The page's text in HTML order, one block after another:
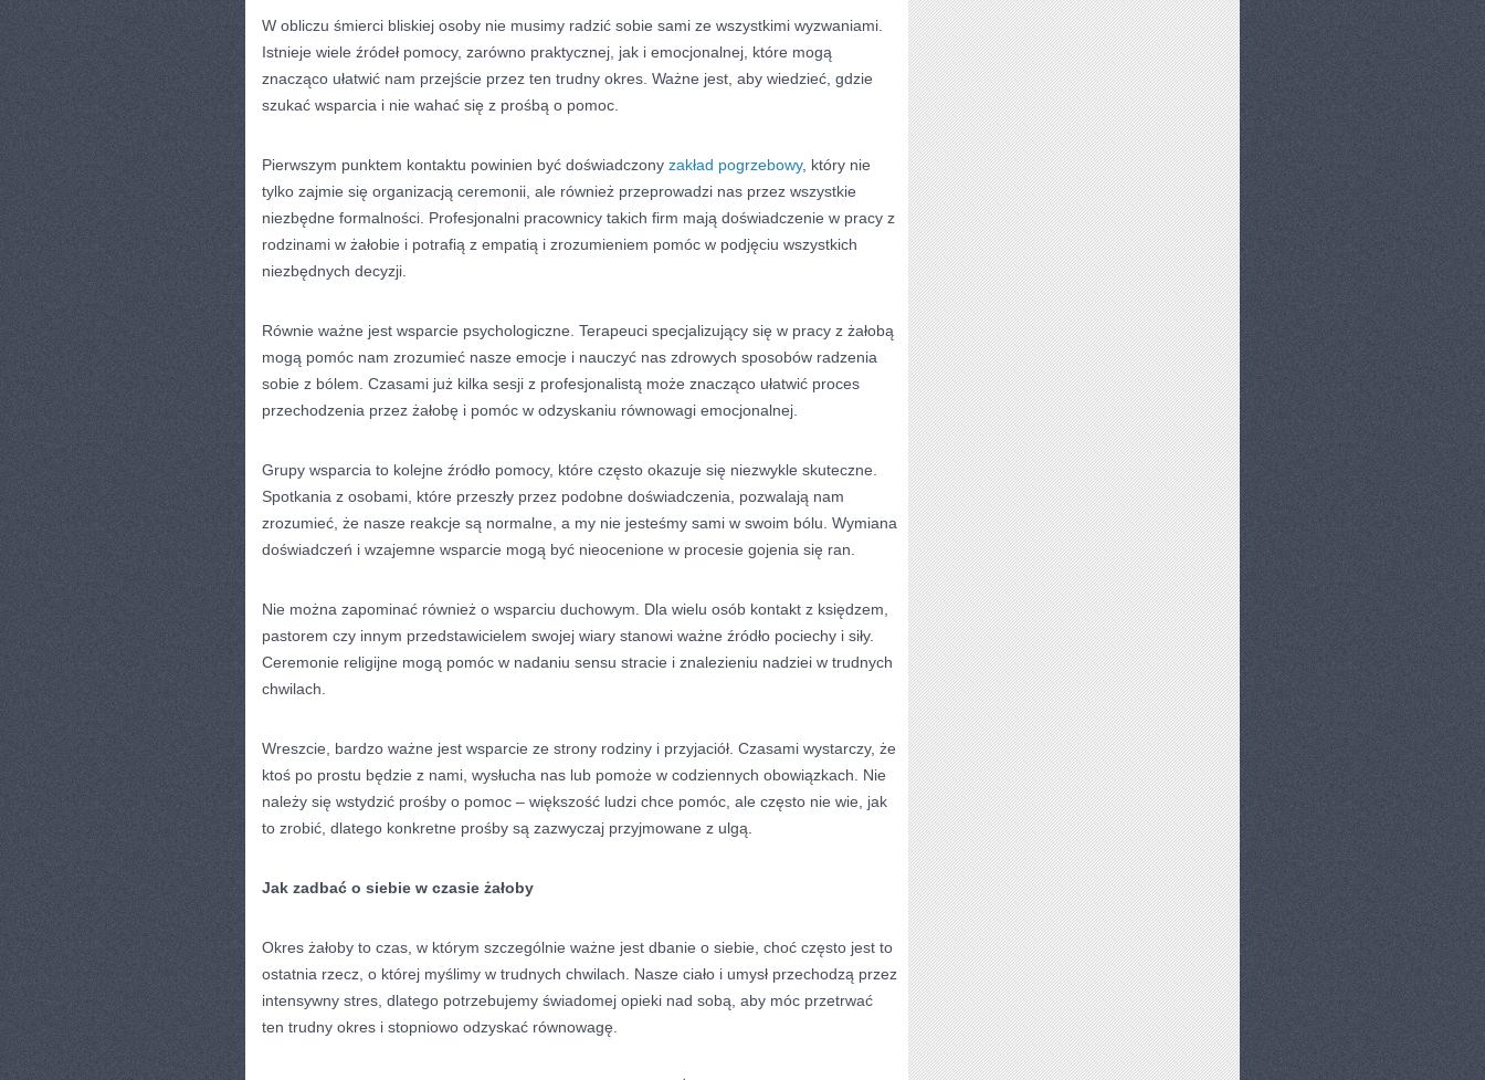
W obliczu śmierci bliskiej osoby nie musimy radzić sobie sami ze wszystkimi wyzwaniami.
Istnieje wiele źródeł pomocy, zarówno praktycznej, jak i emocjonalnej, które mogą
znacząco ułatwić nam przejście przez ten trudny okres. Ważne jest, aby wiedzieć, gdzie
szukać wsparcia i nie wahać się z prośbą o pomoc.
Pierwszym punktem kontaktu powinien być doświadczony zakład pogrzebowy, który nie
tylko zajmie się organizacją ceremonii, ale również przeprowadzi nas przez wszystkie
niezbędne formalności. Profesjonalni pracownicy takich firm mają doświadczenie w pracy z
rodzinami w żałobie i potrafią z empatią i zrozumieniem pomóc w podjęciu wszystkich
niezbędnych decyzji.
Równie ważne jest wsparcie psychologiczne. Terapeuci specjalizujący się w pracy z żałobą
mogą pomóc nam zrozumieć nasze emocje i nauczyć nas zdrowych sposobów radzenia
sobie z bólem. Czasami już kilka sesji z profesjonalistą może znacząco ułatwić proces
przechodzenia przez żałobę i pomóc w odzyskaniu równowagi emocjonalnej.
Grupy wsparcia to kolejne źródło pomocy, które często okazuje się niezwykle skuteczne.
Spotkania z osobami, które przeszły przez podobne doświadczenia, pozwalają nam
zrozumieć, że nasze reakcje są normalne, a my nie jesteśmy sami w swoim bólu. Wymiana
doświadczeń i wzajemne wsparcie mogą być nieocenione w procesie gojenia się ran.
Nie można zapominać również o wsparciu duchowym. Dla wielu osób kontakt z księdzem,
pastorem czy innym przedstawicielem swojej wiary stanowi ważne źródło pociechy i siły.
Ceremonie religijne mogą pomóc w nadaniu sensu stracie i znalezieniu nadziei w trudnych
chwilach.
Wreszcie, bardzo ważne jest wsparcie ze strony rodziny i przyjaciół. Czasami wystarczy, że
ktoś po prostu będzie z nami, wysłucha nas lub pomoże w codziennych obowiązkach. Nie
należy się wstydzić prośby o pomoc – większość ludzi chce pomóc, ale często nie wie, jak
to zrobić, dlatego konkretne prośby są zazwyczaj przyjmowane z ulgą.
Jak zadbać o siebie w czasie żałoby
Okres żałoby to czas, w którym szczególnie ważne jest dbanie o siebie, choć często jest to
ostatnia rzecz, o której myślimy w trudnych chwilach. Nasze ciało i umysł przechodzą przez
intensywny stres, dlatego potrzebujemy świadomej opieki nad sobą, aby móc przetrwać
ten trudny okres i stopniowo odzyskać równowagę.